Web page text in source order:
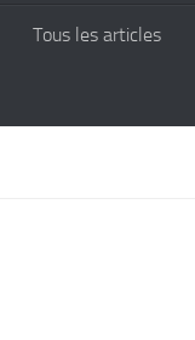
Tous les articles